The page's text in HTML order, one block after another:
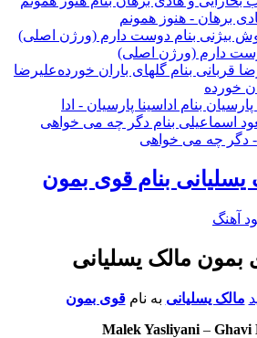
برهان - هنوز همونم
دارم (ورژن اصلی)
علیرضا
خورده
سینا پارسیان - ادا
دگر چه می خواهی
یسلیانی بنام قوی بمون
آهنگ
بمون مالک یسلیانی
مالک یسلیانی به نامقوی بمون
Malek Yasliyani – Ghavi